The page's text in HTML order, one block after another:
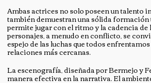
Ambas actrices no solo poseen un talento
también demuestran una sólida formación
permite jugar con el ritmo y la cadencia de
personajes, a menudo en conflicto, se
espejo de las luchas que todos
relaciones más cercanas.
La escenografía, diseñada por Bermejo y
manera efectiva en la narrativa. El